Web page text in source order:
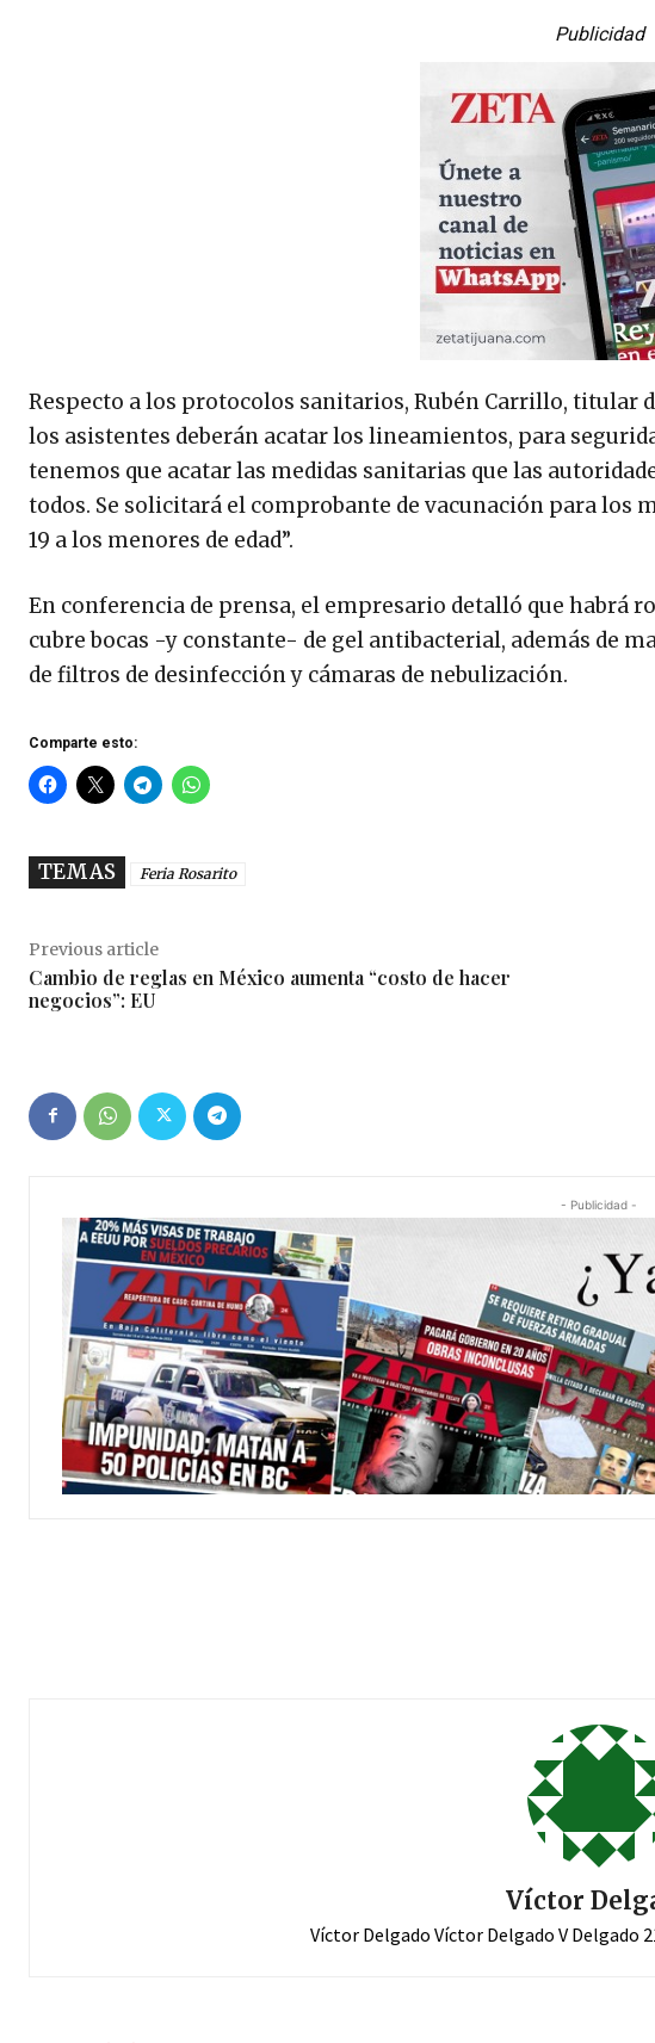
Publicidad
Respecto a los protocolos sanitarios, Rubén Carrillo, titular
los asistentes deberán acatar los lineamientos, para
tenemos que acatar las medidas sanitarias que las
todos. Se solicitará el comprobante de vacunación para los
19 a los menores de edad”.
En conferencia de prensa, el empresario detalló que habrá
cubre bocas -y constante- de gel antibacterial, además de
de filtros de desinfección y cámaras de nebulización.
Comparte esto:
TEMAS Feria Rosarito
Previous article
Cambio de reglas en México aumenta “costo de hacer
negocios”: EU
- Publicidad -
Víctor
Víctor Delgado Víctor Delgado V Delgado